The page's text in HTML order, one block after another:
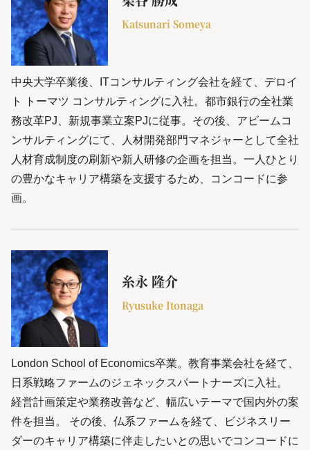
Katsunari Someya
中央大学卒業後、ITコンサルティング会社を経て、デロイ
ト トーマツ コンサルティングに入社。都市銀行の全社業
務改革PJ、新規事業立案PJに従事。その後、アビームコ
ンサルティングにて、人材開発部門マネジャーとして全社
人材育成制度の刷新や新人研修の企画を担当。一人ひとり
の豊かなキャリア構築を支援するため、コンコードに参
画。
糸永 隆介
Ryusuke Itonaga
London School of Economics卒業。教育事業会社を経て、
日系戦略ファームのジェネックスパートナーズに入社。
経営計画策定や業務改善など、幅広いテーマで国内外の案
件を担当。 その後、仏系ファームを経て、ビジネスリー
ダーのキャリア構築に伴走したいとの思いでコンコードに